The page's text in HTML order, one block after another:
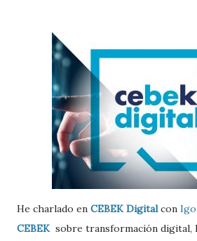
He charlado en CEBEK Digitalcon
CEBEK sobre transformación digital,